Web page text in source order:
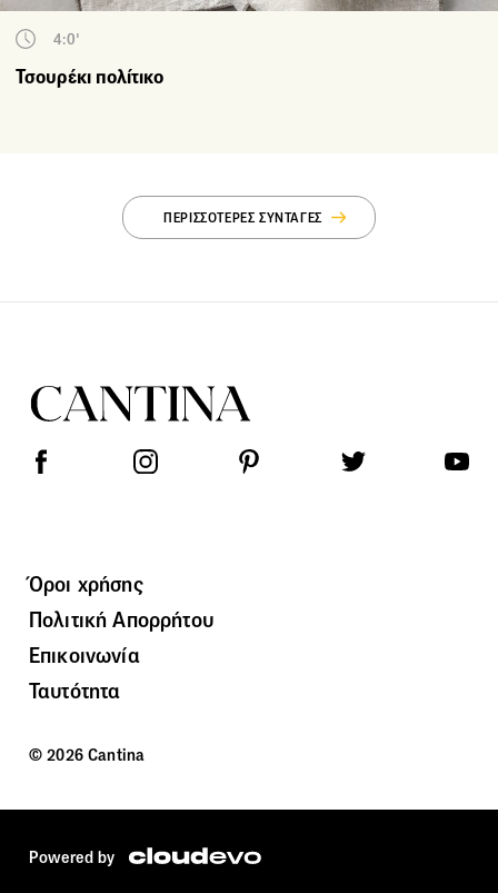
4:0'
Τσουρέκι πολίτικο
ΠΕΡΙΣΣΟΤΕΡΕΣ ΣΥΝΤΑΓΕΣ
Όροι χρήσης
Πολιτική Απορρήτου
Επικοινωνία
Ταυτότητα
© 2026 Cantina
Powered by